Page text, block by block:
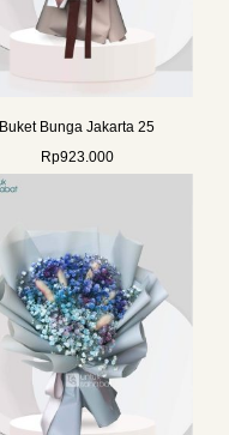
Buket Bunga Jakarta 25
Rp923.000